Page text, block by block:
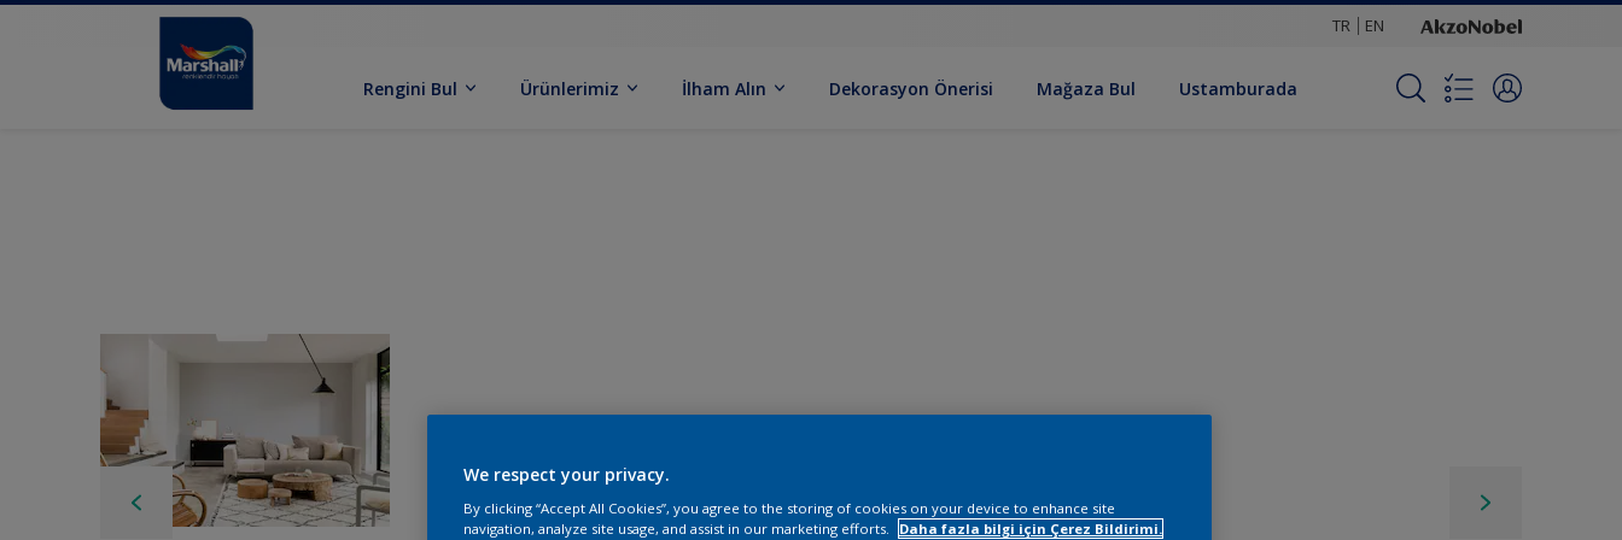
TR EN
Rengini Bul Ürünlerimiz İlham Alın Dekorasyon Önerisi Mağaza Bul Ustamburada
We respect your privacy.
By clicking “Accept All Cookies”, you agree to the storing of cookies on your device to enhance site
navigation, analyze site usage, and assist in our marketing efforts.
Daha fazla bilgi için Çerez Bildirimi.